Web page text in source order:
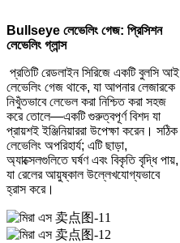
Bullseye লেভেলিং গেজ: প্রিসিশন
লেভেলিং গ্লান্স
প্রতিটি রেডলাইন সিরিজে একটি বুলসি আই
লেভেলিং গেজ থাকে, যা আপনার লেজারকে
নিখুঁতভাবে লেভেল করা নিশ্চিত করা সহজ
করে তোলে—একটি গুরুত্বপূর্ণ বিশদ যা
প্রায়শই ইঞ্জিনিয়াররা উপেক্ষা করেন। সঠিক
লেভেলিং অপরিহার্য; এটি ছাড়া,
অ্যাক্সেলগুলিতে ঘর্ষণ এবং বিকৃতি বৃদ্ধি পায়,
যা রেলের আয়ুষ্কাল উল্লেখযোগ্যভাবে
হ্রাস করে।